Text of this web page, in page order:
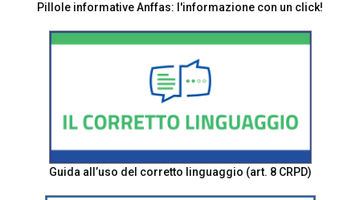
Pillole informative Anffas: l'informazione con un click!
Guida all’uso del corretto linguaggio (art. 8 CRPD)